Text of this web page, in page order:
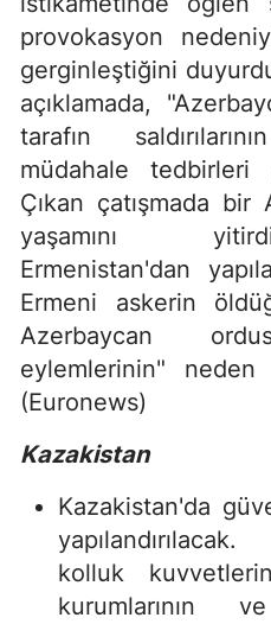
provokasyon
gerginleştiğini
açıklamada,
tarafın
müdahale tedbirleri
Çıkan çatışmada bir
yaşamını
Ermenistan'dan
Ermeni askerin
Azerbaycan
eylemlerinin"
(Euronews)
Kazakistan
Kazakistan'da
kolluk
kurumlarının